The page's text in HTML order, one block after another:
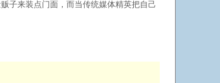
子来装点门面，而当传统媒体精英把自己